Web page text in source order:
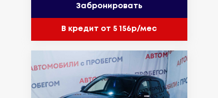
Забронировать
В кредит от 5 156р/мес